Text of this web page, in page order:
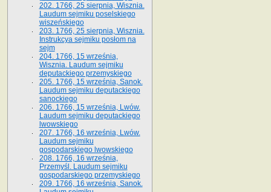
202. 1766, 25 sierpnia, Wisznia.
Laudum sejmiku poselskiego
wiszeńskiego
203. 1766, 25 sierpnia, Wisznia.
Instrukcya sejmiku posłom na
sejm
204. 1766, 15 września,
Wisznia. Laudum sejmiku
deputackiego przemyskiego
205. 1766, 15 września, Sanok.
Laudum sejmiku deputackiego
sanockiego
206. 1766, 15 września, Lwów.
Laudum sejmiku deputackiego
lwowskiego
207. 1766, 16 września, Lwów.
Laudum sejmiku
gospodarskiego lwowskiego
208. 1766, 16 września,
Przemyśl. Laudum sejmiku
gospodarskiego przemyskiego
209. 1766, 16 września, Sanok.